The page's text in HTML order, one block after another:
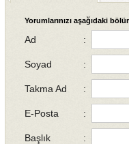
Yorumlarınızı aşağıdaki
Ad :
Soyad :
Takma Ad :
E-Posta :
Başlık
: